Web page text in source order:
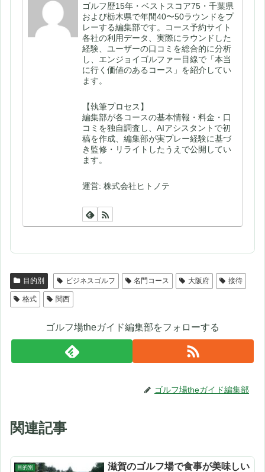
ゴルフ歴15年・ベストスコア75・千葉県
および栃木県で年間40〜50ラウンドをプ
レーする編集部です。コース予約サイト
各社の利用データ、実際にラウンドした
経験、ユーザーの口コミを総合的に分析
し、エンジョイゴルファー目線で「本当
に行く価値のあるコース」を紹介してい
ます。
【執筆プロセス】
編集部が各コースの基本情報・料金・口
コミを独自調査し、AIアシスタントで初
稿を作成、編集部が実プレー経験に基づ
き監修・リライトしたうえで公開してい
ます。
運営: 株式会社ヒトノテ
目的別 ビジネスゴルフ 名門コース 大阪府 接待
格式 関西
ゴルフ場theガイド編集部をフォローする
ゴルフ場theガイド編集部
関連記事
目的別
滋賀のゴルフ場で食事が美味しい